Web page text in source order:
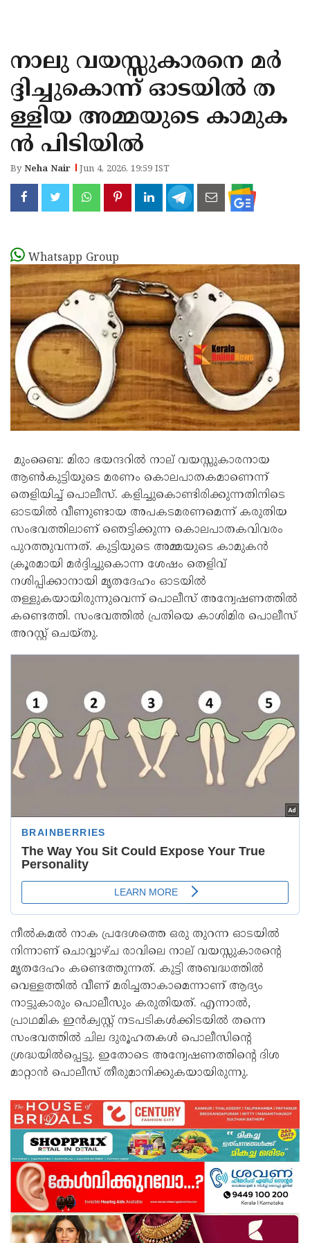
KANNUR
KASARAGOD
നാലു വയസ്സുകാരനെ മർ
ദ്ദിച്ചുകൊന്ന് ഓടയിൽ ത
ള്ളിയ അമ്മയുടെ കാമുക
ൻ പിടിയിൽ
ByNeha Nair Jun 4, 2026, 19:59 IST
Whatsapp Group
മുംബൈ: മിരാ ഭയന്ദറിൽ നാല് വയസ്സുകാരനായ
ആൺകുട്ടിയുടെ മരണം കൊലപാതകമാണെന്ന്
തെളിയിച്ച് പൊലീസ്. കളിച്ചുകൊണ്ടിരിക്കുന്നതിനിടെ
ഓടയിൽ വീണുണ്ടായ അപകടമരണമെന്ന് കരുതിയ
സംഭവത്തിലാണ് ഞെട്ടിക്കുന്ന കൊലപാതകവിവരം
പുറത്തുവന്നത്. കുട്ടിയുടെ അമ്മയുടെ കാമുകൻ
ക്രൂരമായി മർദ്ദിച്ചുകൊന്ന ശേഷം തെളിവ്
നശിപ്പിക്കാനായി മൃതദേഹം ഓടയിൽ
തള്ളുകയായിരുന്നുവെന്ന് പൊലീസ് അന്വേഷണത്തിൽ
കണ്ടെത്തി. സംഭവത്തിൽ പ്രതിയെ കാശിമിര പൊലീസ്
അറസ്റ്റ് ചെയ്തു.
നീൽകമൽ നാക പ്രദേശത്തെ ഒരു തുറന്ന ഓടയിൽ
നിന്നാണ് ചൊവ്വാഴ്ച രാവിലെ നാല് വയസ്സുകാരന്റെ
മൃതദേഹം കണ്ടെത്തുന്നത്. കുട്ടി അബദ്ധത്തിൽ
വെള്ളത്തിൽ വീണ് മരിച്ചതാകാമെന്നാണ് ആദ്യം
നാട്ടുകാരും പൊലീസും കരുതിയത്. എന്നാൽ,
പ്രാഥമിക ഇൻക്വസ്റ്റ് നടപടികൾക്കിടയിൽ തന്നെ
സംഭവത്തിൽ ചില ദുരൂഹതകൾ പൊലീസിന്റെ
ശ്രദ്ധയിൽപ്പെട്ടു. ഇതോടെ അന്വേഷണത്തിന്റെ ദിശ
മാറ്റാൻ പൊലീസ് തീരുമാനിക്കുകയായിരുന്നു.